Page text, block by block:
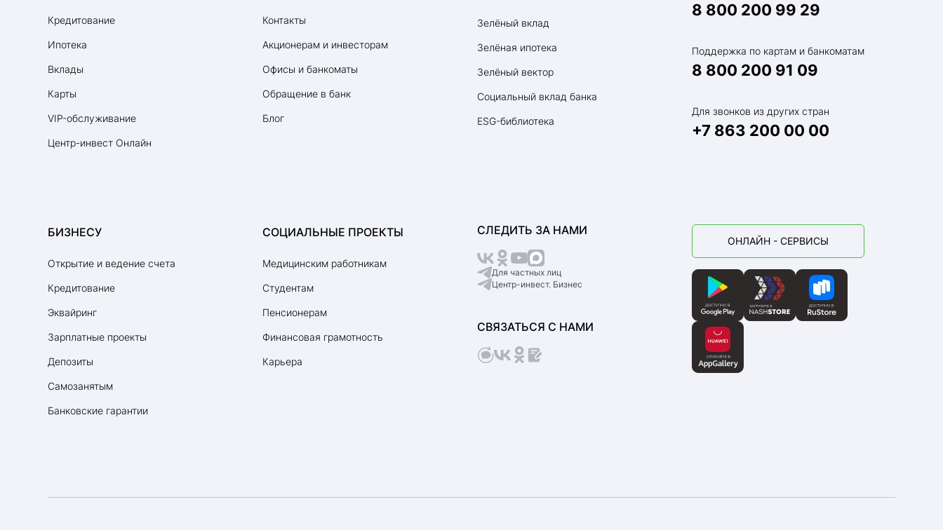
Кредитование
Ипотека
Вклады
Карты
VIP-обслуживание
Центр-инвест Онлайн
БИЗНЕСУ
Открытие и ведение счета
Кредитование
Эквайринг
Зарплатные проекты
Депозиты
Самозанятым
Банковские гарантии
Контакты
Акционерам и инвесторам
Офисы и банкоматы
Обращение в банк
Блог
СОЦИАЛЬНЫЕ ПРОЕКТЫ
Медицинским работникам
Студентам
Пенсионерам
Финансовая грамотность
Карьера
Зелёный вклад
Зелёная ипотека
Зелёный вектор
Социальный вклад банка
ESG-библиотека
СЛЕДИТЬ ЗА НАМИ
Для частных лиц
Центр-инвест. Бизнес
СВЯЗАТЬСЯ С НАМИ
8 800 200 99 29
Поддержка по картам и банкоматам
8 800 200 91 09
Для звонков из других стран
+7 863 200 00 00
ОНЛАЙН - СЕРВИСЫ